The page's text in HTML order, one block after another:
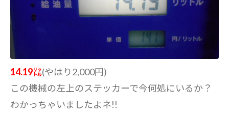
14.19㍑(やはり2,000円)
この機械の左上のステッカーで今何処にいるか？
わかっちゃいましたよネ!!